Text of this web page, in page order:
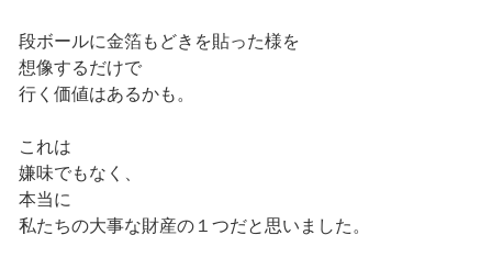
段ボールに金箔もどきを貼った様を
想像するだけで
行く価値はあるかも。
これは
嫌味でもなく、
本当に
私たちの大事な財産の１つだと思いました。